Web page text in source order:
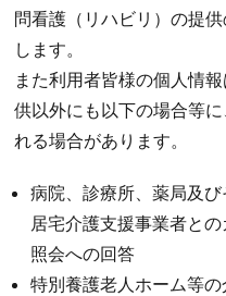
問看護（リハビリ）の提
します。
また利用者皆様の個人情
供以外にも以下の場合等
れる場合があります。
病院、診療所、薬局及
居宅介護支援事業者と
照会への回答
特別養護老人ホーム等